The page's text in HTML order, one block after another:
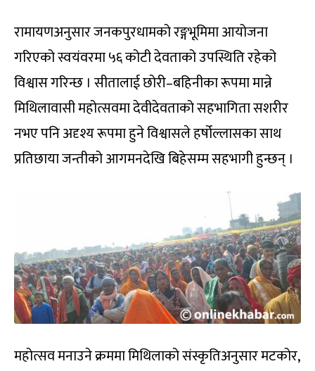
रामायणअनुसार जनकपुरधामको रङ्गभूमिमा आयोजना
गरिएको स्वयंवरमा ५६ कोटी देवताको उपस्थिति रहेको
विश्वास गरिन्छ । सीतालाई छोरी–बहिनीका रूपमा मान्ने
मिथिलावासी महोत्सवमा देवीदेवताको सहभागिता सशरीर
नभए पनि अदृश्य रूपमा हुने विश्वासले हर्षोल्लासका साथ
प्रतिछाया जन्तीको आगमनदेखि बिहेसम्म सहभागी हुन्छन् ।
महोत्सव मनाउने क्रममा मिथिलाको संस्कृतिअनुसार मटकोर,